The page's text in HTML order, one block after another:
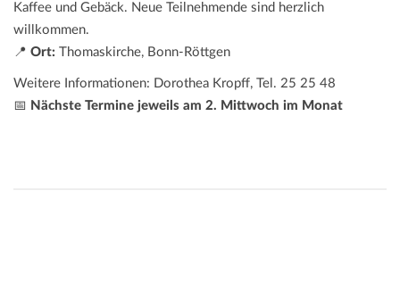
Kaffee und Gebäck. Neue Teilnehmende sind herzlich
willkommen.
📍 Ort: Thomaskirche, Bonn-Röttgen
Weitere Informationen: Dorothea Kropff, Tel. 25 25 48
📅 Nächste Termine jeweils am 2. Mittwoch im Monat